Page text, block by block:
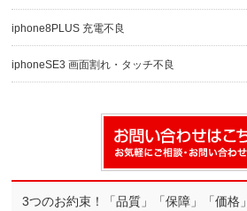
iphone8PLUS 充電不良
iphoneSE3 画面割れ・タッチ不良
3つのお約束！「品質」「保障」「価格」